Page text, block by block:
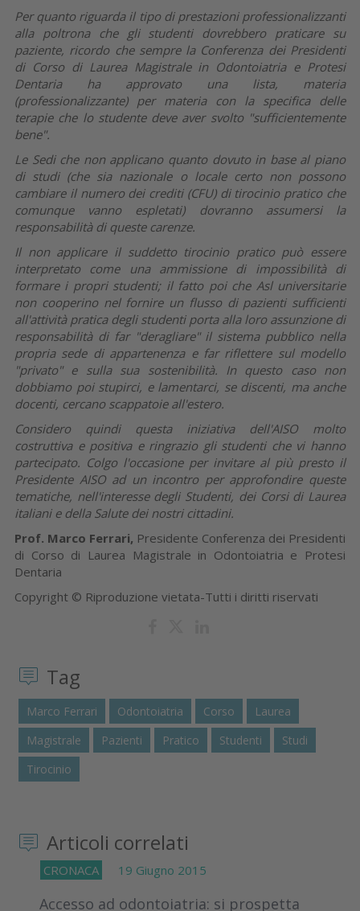
Per quanto riguarda il tipo di prestazioni professionalizzanti
alla poltrona che gli studenti dovrebbero praticare su
paziente, ricordo che sempre la Conferenza dei Presidenti
di Corso di Laurea Magistrale in Odontoiatria e Protesi
Dentaria ha approvato una lista, materia
(professionalizzante) per materia con la specifica delle
terapie che lo studente deve aver svolto "sufficientemente
bene".
Le Sedi che non applicano quanto dovuto in base al piano
di studi (che sia nazionale o locale certo non possono
cambiare il numero dei crediti (CFU) di tirocinio pratico che
comunque vanno espletati) dovranno assumersi la
responsabilità di queste carenze.
Il non applicare il suddetto tirocinio pratico può essere
interpretato come una ammissione di impossibilità di
formare i propri studenti; il fatto poi che Asl universitarie
non cooperino nel fornire un flusso di pazienti sufficienti
all'attività pratica degli studenti porta alla loro assunzione di
responsabilità di far "deragliare" il sistema pubblico nella
propria sede di appartenenza e far riflettere sul modello
"privato" e sulla sua sostenibilità. In questo caso non
dobbiamo poi stupirci, e lamentarci, se discenti, ma anche
docenti, cercano scappatoie all'estero.
Considero quindi questa iniziativa dell'AISO molto
costruttiva e positiva e ringrazio gli studenti che vi hanno
partecipato. Colgo l'occasione per invitare al più presto il
Presidente AISO ad un incontro per approfondire queste
tematiche, nell'interesse degli Studenti, dei Corsi di Laurea
italiani e della Salute dei nostri cittadini.
Prof. Marco Ferrari, Presidente Conferenza dei Presidenti
di Corso di Laurea Magistrale in Odontoiatria e Protesi
Dentaria
Copyright © Riproduzione vietata-Tutti i diritti riservati
Tag
Marco Ferrari Odontoiatria Corso
Laurea
Magistrale
Pazienti Pratico Studenti
Studi
Tirocinio
Articoli correlati
CRONACA 19 Giugno 2015
Accesso ad odontoiatria: si prospetta